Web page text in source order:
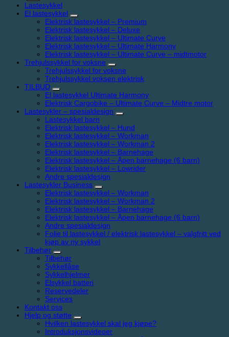
Lastesykkel
El lastesykkel
Elektrisk lastesykkel – Premium
Elektrisk lastesykkel – Deluxe
Elektrisk lastesykkel – Ultimate Curve
Elektrisk lastesykkel – Ultimate Harmony
Elektrisk lastesykkel – Ultimate Curve – midtmotor
Trehjulssykkel for voksne
Trehjulssykkel for voksne
Trehjulssykkel voksen elektrisk
TILBUD
El lastesykkel Ultimate Harmony
Elektrisk Cargobike – Ultimate Curve – Midtre motor
Lastesykler – spesialdesign
Lastesykkel barn
Elektrisk lastesykkel – Hund
Elektrisk lastesykkel – Workman
Elektrisk lastesykkel – Workman 2
Elektrisk lastesykkel – Barnehage
Elektrisk lastesykkel – Åpen barnehage (6 barn)
Elektrisk lastesykkel – Lowrider
Andre spesialdesign
Lastesykler Business
Elektrisk lastesykkel – Workman
Elektrisk lastesykkel – Workman 2
Elektrisk lastesykkel – Barnehage
Elektrisk lastesykkel – Åpen barnehage (6 barn)
Andre spesialdesign
Folie til lastesykkel / elektrisk lastesykkel – valgfritt ved
kjøp av ny sykkel
Tilbehør
Tilbehør
Sykkellåse
Sykkelhjelmer
Elsykkel batteri
Reservedeler
Services
Kontakt oss
Hjelp og støtte
Hvilken lastesykkel skal jeg kjøpe?
Introduksjonsvideoer